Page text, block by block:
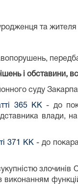
та
і обставини,
суду
365 КК - до
влади,
371 КК - до
виконанням